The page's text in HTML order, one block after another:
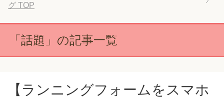
グ TOP
「話題」の記事一覧
【ランニングフォームをスマホ